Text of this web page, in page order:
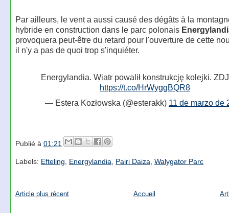
Par ailleurs, le vent a aussi causé des dégâts à la
hybride en construction dans le parc polonais
provoquera peut-être du retard pour l'ouverture de cette
il n'y a pas de quoi trop s'inquiéter.
Energylandia. Wiatr powalił konstrukcję kolejki.
https://t.co/HrWyggBQR8
— Estera Kozłowska (@esterakk) 11 de marzo de
Publié à 01:21
Labels: Efteling Energylandia Pairi Daiza Walygator Parc
Article plus récent Accueil